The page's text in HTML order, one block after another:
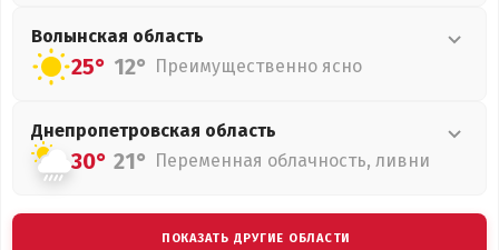
Волынская область
25° 12° Преимущественно ясно
Днепропетровская область
30° 21° Переменная облачность, ливни
ПОКАЗАТЬ ДРУГИЕ ОБЛАСТИ